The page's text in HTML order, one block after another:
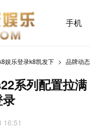
手机
娱乐登录k8凯发下 品牌动
系列配置拉
16:51